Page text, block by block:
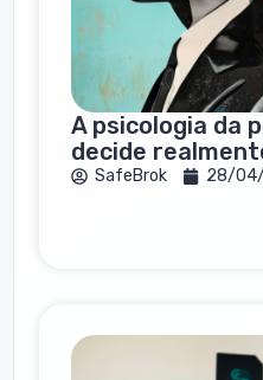
A psicologia da
decide
SafeBrok 28/